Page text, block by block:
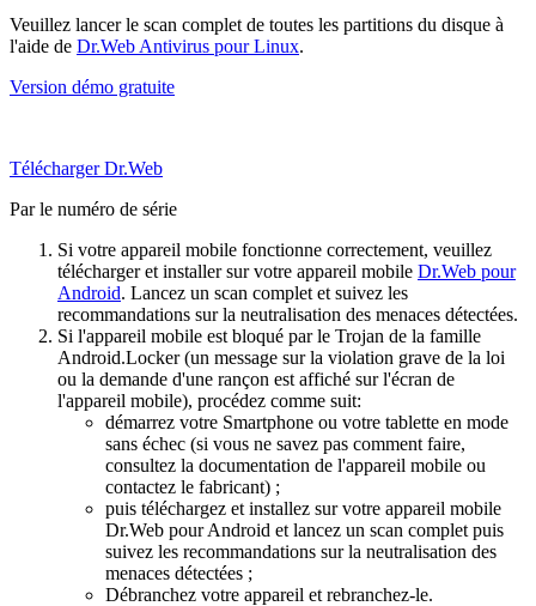
Veuillez lancer le scan complet de toutes les partitions du disque à
l'aide de Dr.Web Antivirus pour Linux.
Version démo gratuite
Télécharger Dr.Web
Par le numéro de série
Si votre appareil mobile fonctionne correctement, veuillez
télécharger et installer sur votre appareil mobile Dr.Web pour
Android. Lancez un scan complet et suivez les
recommandations sur la neutralisation des menaces détectées.
Si l'appareil mobile est bloqué par le Trojan de la famille
Android.Locker (un message sur la violation grave de la loi
ou la demande d'une rançon est affiché sur l'écran de
l'appareil mobile), procédez comme suit:
démarrez votre Smartphone ou votre tablette en mode
sans échec (si vous ne savez pas comment faire,
consultez la documentation de l'appareil mobile ou
contactez le fabricant) ;
puis téléchargez et installez sur votre appareil mobile
Dr.Web pour Android et lancez un scan complet puis
suivez les recommandations sur la neutralisation des
menaces détectées ;
Débranchez votre appareil et rebranchez-le.